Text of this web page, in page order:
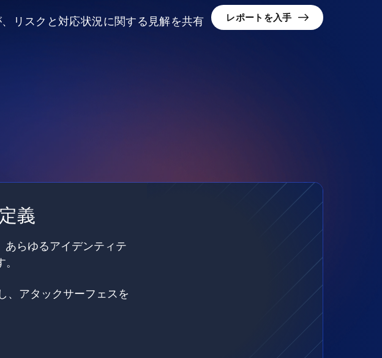
リスクと対応状況に関する見解を共有
レポートを入手
義
あらゆるアイデンティテ
、アタックサーフェスを